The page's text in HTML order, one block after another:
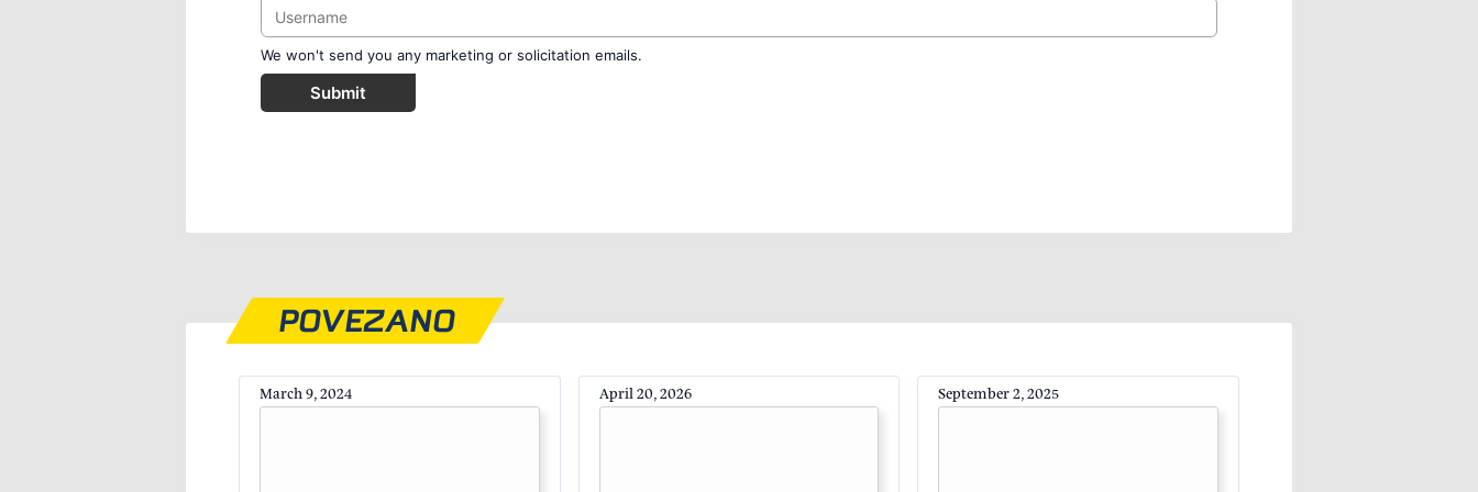
We won't send you any marketing or solicitation emails.
Submit
POVEZANO
March 9, 2024 April 20, 2026 September 2, 2025